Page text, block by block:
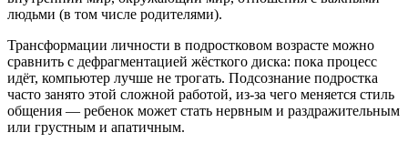
людьми (в том числе родителями).
Трансформации личности в подростковом возрасте можно
сравнить с дефрагментацией жёсткого диска: пока процесс
идёт, компьютер лучше не трогать. Подсознание подростка
часто занято этой сложной работой, из-за чего меняется стиль
общения — ребенок может стать нервным и раздражительным
или грустным и апатичным.